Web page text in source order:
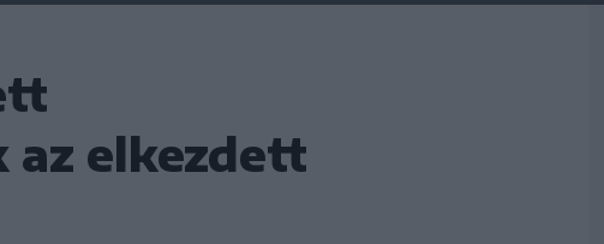
az elkezdett